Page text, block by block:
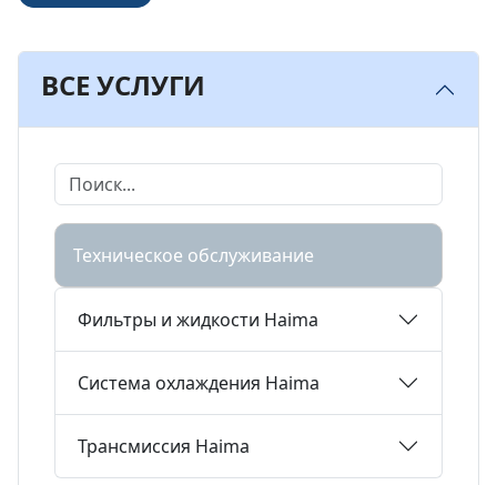
ВСЕ УСЛУГИ
Техническое обслуживание
Фильтры и жидкости Haima
Система охлаждения Haima
Трансмиссия Haima